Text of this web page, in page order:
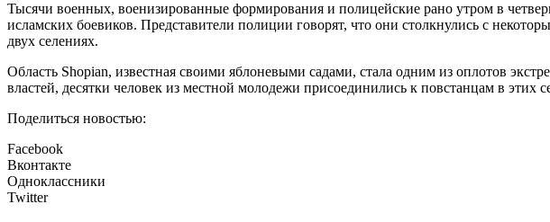
Тысячи военных, военизированные формирования и полицейские рано утром в
исламских боевиков. Представители полиции говорят, что они столкнулись с
двух селениях.
Область Shopian, известная своими яблоневыми садами, стала одним из оплотов
властей, десятки человек из местной молодежи присоединились к повстанцам в этих
Поделиться новостью:
Facebook
Вконтакте
Одноклассники
Twitter